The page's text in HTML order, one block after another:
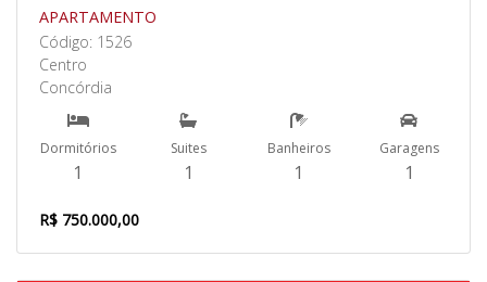
APARTAMENTO
Código: 1526
Centro
Concórdia
Dormitórios
1
Suites
1
Banheiros
1
Garagens
1
R$ 750.000,00